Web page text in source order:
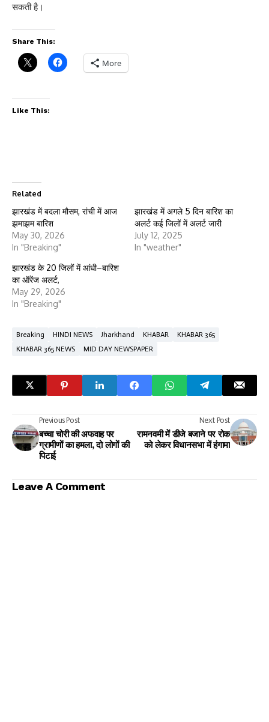
सकती है।
Share This:
More
Like This:
Related
झारखंड में बदला मौसम, रांची में आज
झमाझम बारिश
May 30, 2026
In "Breaking"
झारखंड में अगले 5 दिन बारिश का
अलर्ट कई जिलों में अलर्ट जारी
July 12, 2025
In "weather"
झारखंड के 20 जिलों में आंधी–बारिश
का ऑरेंज अलर्ट,
May 29, 2026
In "Breaking"
Breaking HINDI NEWS Jharkhand KHABAR
KHABAR 365
KHABAR 365 NEWS
MID DAY NEWSPAPER
Previous Post
बच्चा चोरी की अफवाह पर
ग्रामीणों का हमला, दो लोगों की
पिटाई
Next Post
रामनवमी में डीजे बजाने पर रोक
को लेकर विधानसभा में हंगामा
Leave A Comment